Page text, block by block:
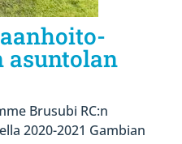
asuntolan
Brusubi RC:n
2020-2021 Gambian